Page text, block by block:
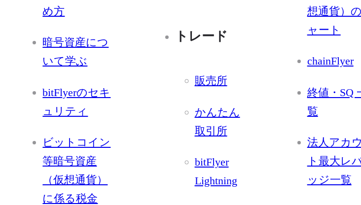
め方
暗号資産につ
いて学ぶ
bitFlyerのセキ
ュリティ
ビットコイン
等暗号資産
（仮想通貨）
に係る税金
トレード
販売所
かんたん
取引所
bitFlyer
Lightning
想通貨）
ャート
chainFlyer
終値・SQ
覧
法人アカ
ト最大レ
ッジ一覧